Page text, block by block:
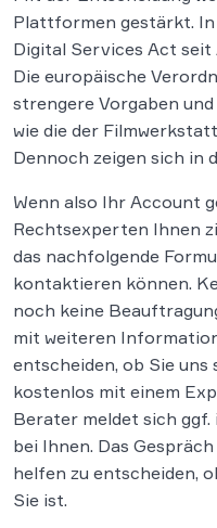
Plattformen gestärkt.
Digital Services Act seit
Die europäische
strengere Vorgaben
wie die der
Dennoch zeigen sich in
Wenn also Ihr Account
Rechtsexperten Ihnen
das nachfolgende
kontaktieren können.
noch keine
mit weiteren
entscheiden, ob Sie
kostenlos mit einem
Berater meldet sich
bei Ihnen. Das
helfen zu entscheiden,
Sie ist.